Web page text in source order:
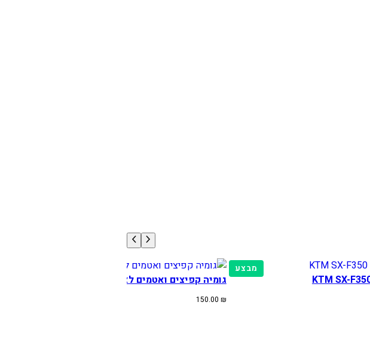
מבצעמוצרים
במבצע
גומיה קפיצים ואטמים לאגזוז YZ125 01-24
150.00 ₪